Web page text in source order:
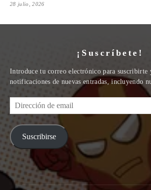
28 julio, 2026
¡Suscríbete!
Introduce tu correo electrónico para suscribirte
notificaciones de nuevas entradas, incluyendo
Dirección
de
email
Suscribirse